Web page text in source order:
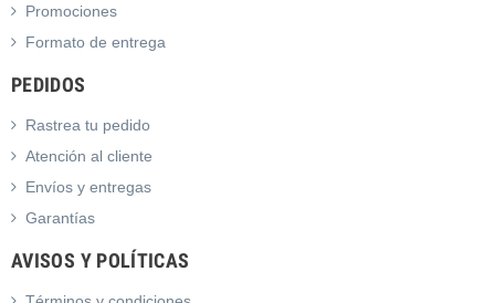
Promociones
Formato de entrega
PEDIDOS
Rastrea tu pedido
Atención al cliente
Envíos y entregas
Garantías
AVISOS Y POLÍTICAS